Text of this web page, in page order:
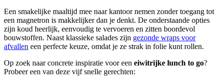
Een smakelijke maaltijd mee naar kantoor nemen zonder toegang tot
een magnetron is makkelijker dan je denkt. De onderstaande opties
zijn koud heerlijk, eenvoudig te vervoeren en zitten boordevol
bouwstoffen. Naast klassieke salades zijn gezonde wraps voor
afvallen een perfecte keuze, omdat je ze strak in folie kunt rollen.
Op zoek naar concrete inspiratie voor een eiwitrijke lunch to go?
Probeer een van deze vijf snelle gerechten: